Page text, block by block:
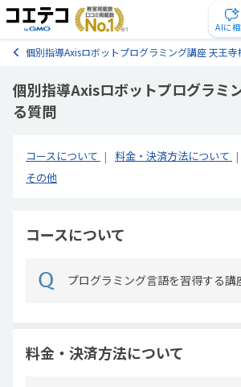
AIに
個別指導Axisロボットプログラミング講座 天王寺
個別指導Axisロボットプログラミ
る質問
コースについて 料金・決済方法について
その他
コースについて
プログラミング言語を習得する講
料金・決済方法について